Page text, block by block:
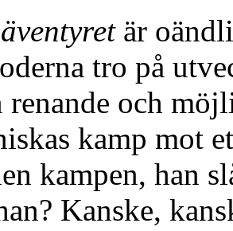
är
tro på
renande och
kamp mot
kampen, han
Kanske,